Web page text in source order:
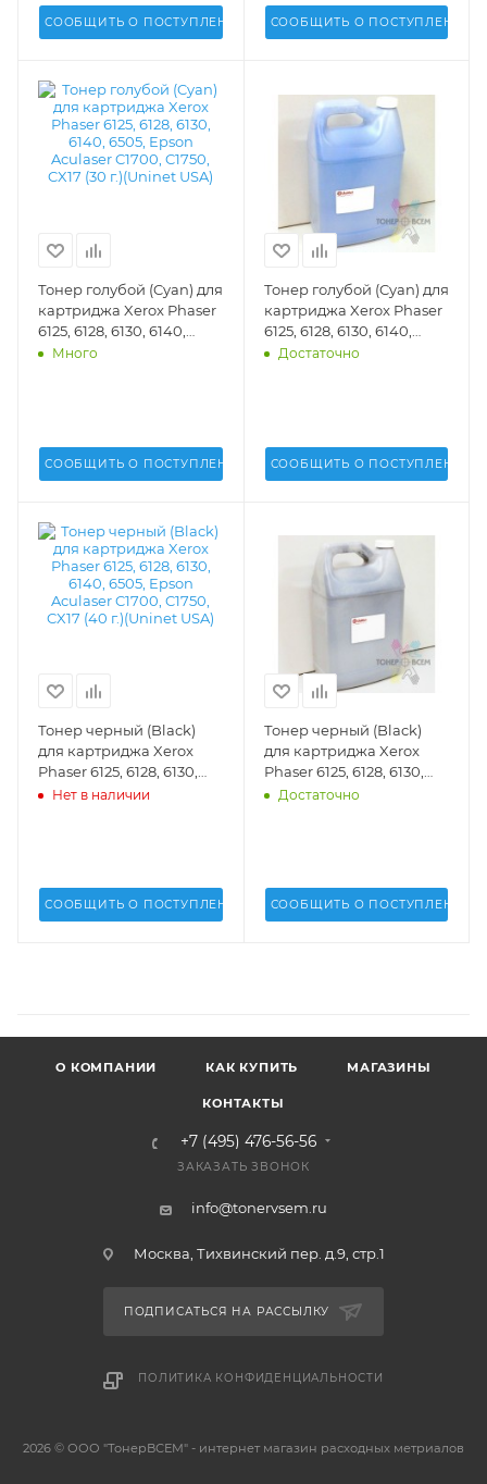
СООБЩИТЬ О ПОСТУПЛЕНИИ СООБЩИТЬ О ПОСТУПЛЕНИИ
Тонер голубой (Cyan) для
картриджа Xerox Phaser
6125, 6128, 6130, 6140,
6505, Epson Aculaser
Много
СООБЩИТЬ О ПОСТУПЛЕНИИ
Тонер голубой (Cyan) для
картриджа Xerox Phaser
6125, 6128, 6130, 6140,
6505, Epson Aculaser
Достаточно
СООБЩИТЬ О ПОСТУПЛЕНИИ
Тонер черный (Black)
для картриджа Xerox
Phaser 6125, 6128, 6130,
6140, 6505, Epson
Нет в наличии
СООБЩИТЬ О ПОСТУПЛЕНИИ
Тонер черный (Black)
для картриджа Xerox
Phaser 6125, 6128, 6130,
6140, 6505, Epson
Достаточно
СООБЩИТЬ О ПОСТУПЛЕНИИ
О КОМПАНИИ КАК КУПИТЬ МАГАЗИНЫ
КОНТАКТЫ
+7 (495) 476-56-56
ЗАКАЗАТЬ ЗВОНОК
info@tonervsem.ru
Москва, Тихвинский пер. д.9, стр.1
ПОДПИСАТЬСЯ НА РАССЫЛКУ
ПОЛИТИКА КОНФИДЕНЦИАЛЬНОСТИ
2026 © ООО "ТонерВСЕМ" - интернет магазин расходных метриалов